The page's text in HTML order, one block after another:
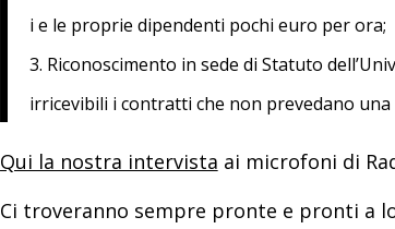
i e le proprie dipendenti pochi euro per ora;
3. Riconoscimento in sede di Statuto
irricevibili i contratti che non prevedano
Qui la nostra intervista ai microfoni di
Ci troveranno sempre pronte e pronti a